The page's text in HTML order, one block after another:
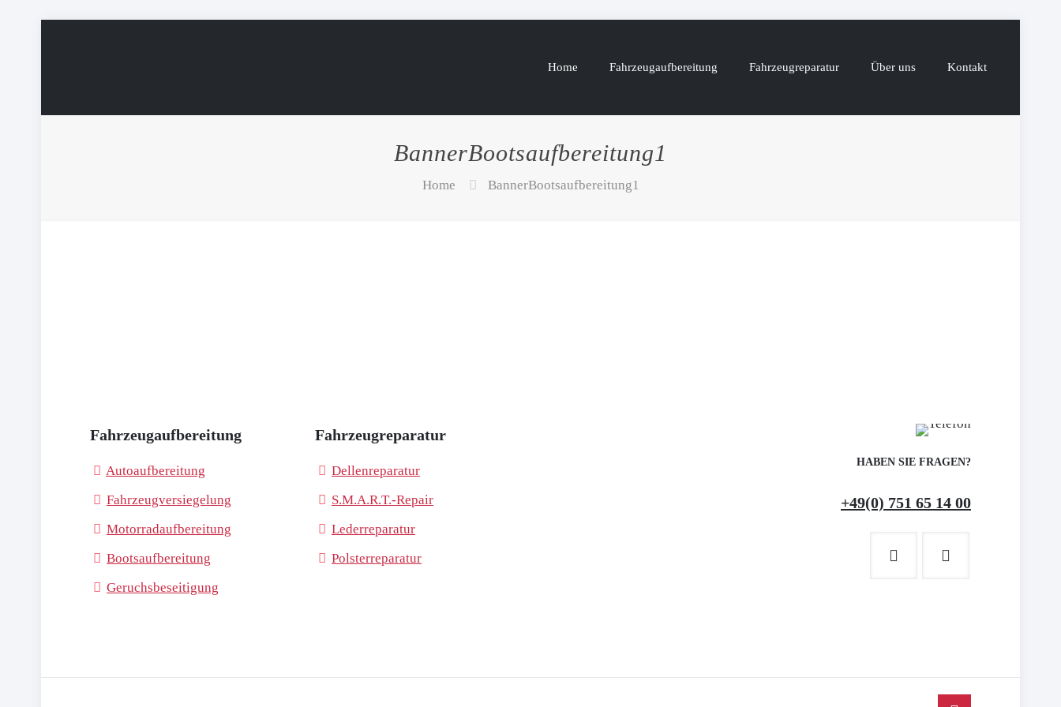
Home Fahrzeugaufbereitung Fahrzeugreparatur Über uns Kontakt
BannerBootsaufbereitung1
Home BannerBootsaufbereitung1
Fahrzeugaufbereitung
Autoaufbereitung
Fahrzeugversiegelung
Motorradaufbereitung
Bootsaufbereitung
Geruchsbeseitigung
Fahrzeugreparatur
Dellenreparatur
S.M.A.R.T.-Repair
Lederreparatur
Polsterreparatur
HABEN SIE FRAGEN?
+49(0) 751 65 14 00